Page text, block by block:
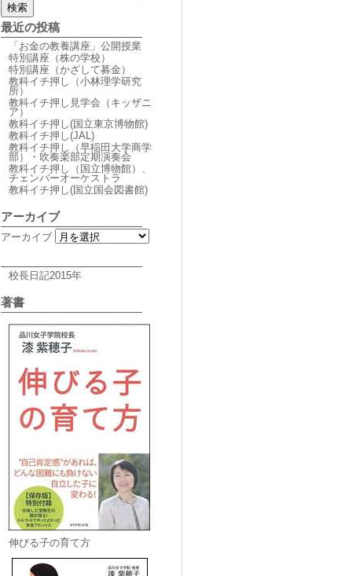
最近の投稿
「お金の教養講座」公開授業
特別講座（株の学校）
特別講座（かざして募金）
教科イチ押し（小林理学研究
所）
教科イチ押し見学会（キッザニ
ア）
教科イチ押し(国立東京博物館)
教科イチ押し(JAL)
教科イチ押し（早稲田大学商学
部）・吹奏楽部定期演奏会
教科イチ押し（国立博物館）、
チェンバーオーケストラ
教科イチ押し(国立国会図書館)
アーカイブ
アーカイブ
校長日記2015年
著書
伸びる子の育て方